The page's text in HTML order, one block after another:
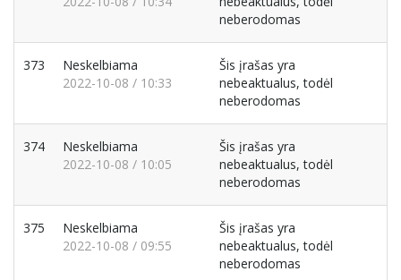
neberodomas
373
Neskelbiama
2022-10-08 / 10:33
Šis įrašas yra
nebeaktualus, todėl
neberodomas
374
Neskelbiama
2022-10-08 / 10:05
Šis įrašas yra
nebeaktualus, todėl
neberodomas
375
Neskelbiama
2022-10-08 / 09:55
Šis įrašas yra
nebeaktualus, todėl
neberodomas